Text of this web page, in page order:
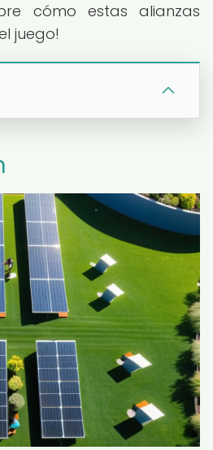
cómo estas alianzas
juego!